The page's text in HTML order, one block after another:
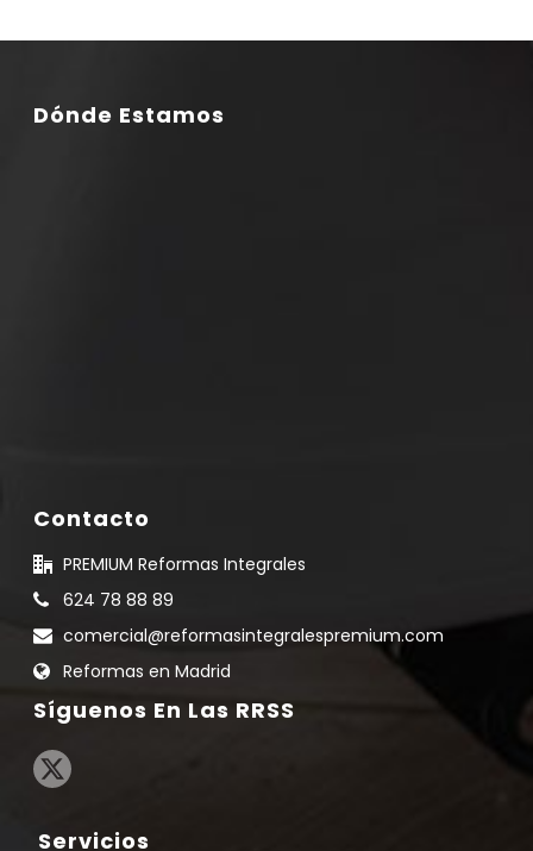
Dónde Estamos
Contacto
PREMIUM Reformas Integrales
624 78 88 89
comercial@reformasintegralespremium.com
Reformas en Madrid
Síguenos En Las RRSS
Servicios